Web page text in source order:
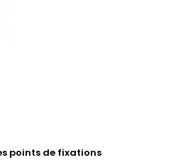
points de fixations